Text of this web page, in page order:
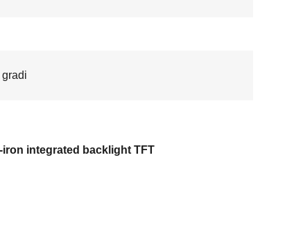
iron integrated backlight TFT